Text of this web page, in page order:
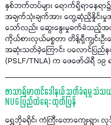
နှစ်ဘက်တပ်များ ရောက်ရှိရာနေရ
အချက်သုံးချက်အား တွေ့ဆုံညှိနှိုင်းမှု
သော်လည်း ဆွေးနွေးမှုခက်ခဲသည့်
ကိုယ်စားလှယ်မစ္စတာ တိန့်ရှီကျွင်းဦ
အဆုံးသတ်ခဲ့ကြောင်း ပလောင်ပြည်
(PSLF/TNLA) က ဖေဖော်ဝါ
ဖာသာရ်မာတင်ဒေါနယ် သတ်ခံရမှု သံသယ
NUG ပြည်ထဲရေး ထုတ်ပြန်
ရွှေဘိုခရိုင်၊ ကံကြီးတောကျေးရွာ၊